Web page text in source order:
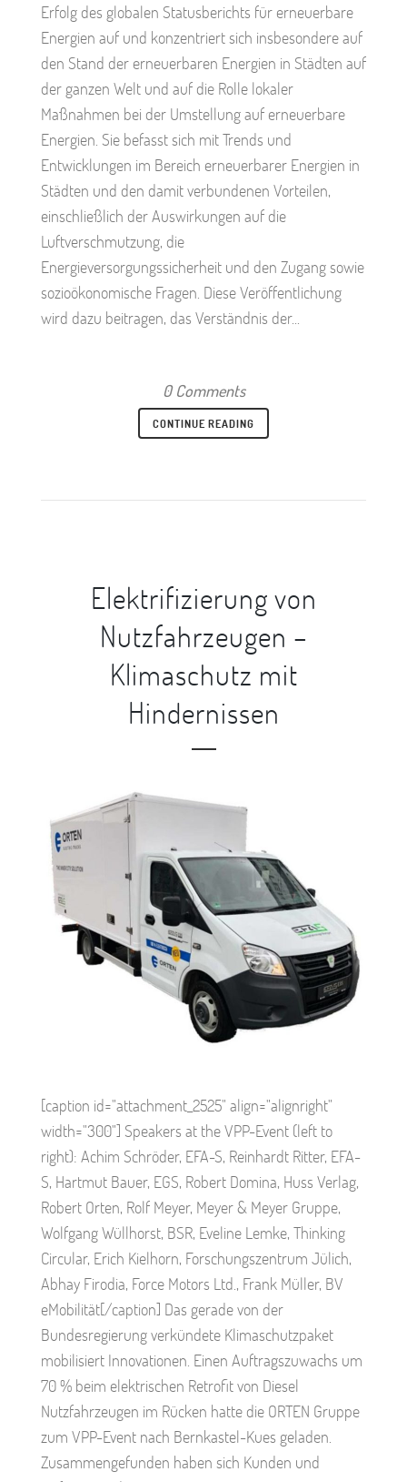
Erfolg des globalen Statusberichts für erneuerbare
Energien auf und konzentriert sich insbesondere auf
den Stand der erneuerbaren Energien in Städten auf
der ganzen Welt und auf die Rolle lokaler
Maßnahmen bei der Umstellung auf erneuerbare
Energien. Sie befasst sich mit Trends und
Entwicklungen im Bereich erneuerbarer Energien in
Städten und den damit verbundenen Vorteilen,
einschließlich der Auswirkungen auf die
Luftverschmutzung, die
Energieversorgungssicherheit und den Zugang sowie
sozioökonomische Fragen. Diese Veröffentlichung
wird dazu beitragen, das Verständnis der...
0 Comments
CONTINUE READING
Elektrifizierung von
Nutzfahrzeugen –
Klimaschutz mit
Hindernissen
[caption id="attachment_2525" align="alignright"
width="300"] Speakers at the VPP-Event (left to
right): Achim Schröder, EFA-S, Reinhardt Ritter, EFA-
S, Hartmut Bauer, EGS, Robert Domina, Huss Verlag,
Robert Orten, Rolf Meyer, Meyer & Meyer Gruppe,
Wolfgang Wüllhorst, BSR, Eveline Lemke, Thinking
Circular, Erich Kielhorn, Forschungszentrum Jülich,
Abhay Firodia, Force Motors Ltd., Frank Müller, BV
eMobilität[/caption] Das gerade von der
Bundesregierung verkündete Klimaschutzpaket
mobilisiert Innovationen. Einen Auftragszuwachs um
70 % beim elektrischen Retrofit von Diesel
Nutzfahrzeugen im Rücken hatte die ORTEN Gruppe
zum VPP-Event nach Bernkastel-Kues geladen.
Zusammengefunden haben sich Kunden und